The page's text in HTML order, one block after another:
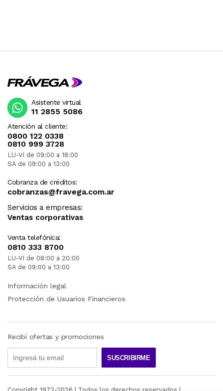
Atención al cliente:
0800 122 0338
0810 999 3728
LU-VI de 09:00 a 18:00
SA de 09:00 a 13:00
Cobranza de créditos:
cobranzas@fravega.com.ar
Servicios a empresas:
Ventas corporativas
Venta telefónica:
0810 333 8700
LU-VI de 08:00 a 20:00
SA de 09:00 a 13:00
Asistente virtual
11 2855 5086
Información legal
Protección de Usuarios Financieros
Recibí ofertas y promociones
SUSCRIBIRME